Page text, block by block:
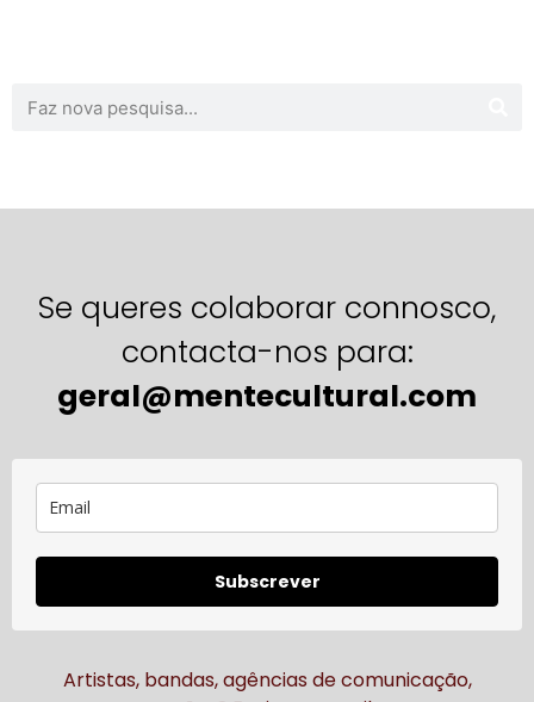
Se queres colaborar connosco,
contacta-nos para:
geral@mentecultural.com
Subscrever
Artistas, bandas, agências de comunicação,